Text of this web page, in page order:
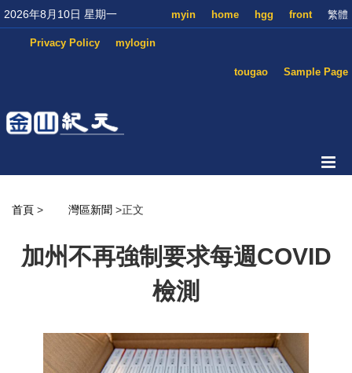
2026年8月10日 星期一 繁體
front
hgg
home
myin
mylogin
Privacy Policy
Sample Page
tougao
首頁 > 灣區新聞 >正文
加州不再強制要求每週COVID
檢測